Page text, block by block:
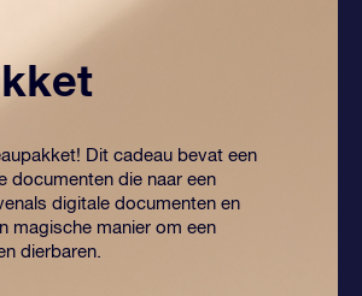
Dit cadeau bevat een
documenten die naar een
digitale documenten en
magische manier om een
dierbaren.